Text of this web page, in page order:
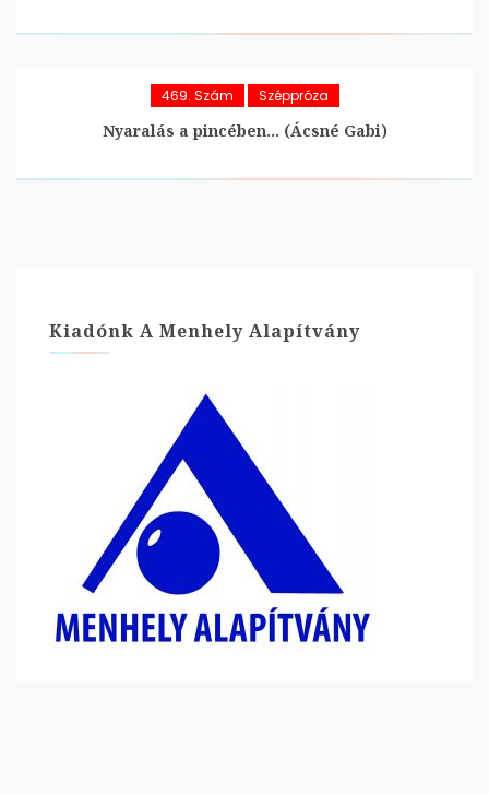
469. Szám Széppróza
Nyaralás a pincében… (Ácsné Gabi)
Kiadónk A Menhely Alapítvány